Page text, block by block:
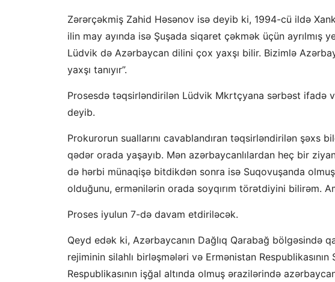
Zərərçəkmiş Zahid Həsənov isə deyib ki, 1994-cü ildə
ilin may ayında isə Şuşada siqaret çəkmək üçün ayrılmış
Lüdvik də Azərbaycan dilini çox yaxşı bilir. Bizimlə
yaxşı tanıyır”.
Prosesdə təqsirləndirilən Lüdvik Mkrtçyana sərbəst ifadə
deyib.
Prokurorun suallarını cavablandıran təqsirləndirilən şəxs
qədər orada yaşayıb. Mən azərbaycanlılardan heç bir
də hərbi münaqişə bitdikdən sonra isə Suqovuşanda
olduğunu, ermənilərin orada soyqırım törətdiyini bilirəm.
Proses iyulun 7-də davam etdiriləcək.
Qeyd edək ki, Azərbaycanın Dağlıq Qarabağ bölgəsində
rejiminin silahlı birləşmələri və Ermənistan
Respublikasının işğal altında olmuş ərazilərində